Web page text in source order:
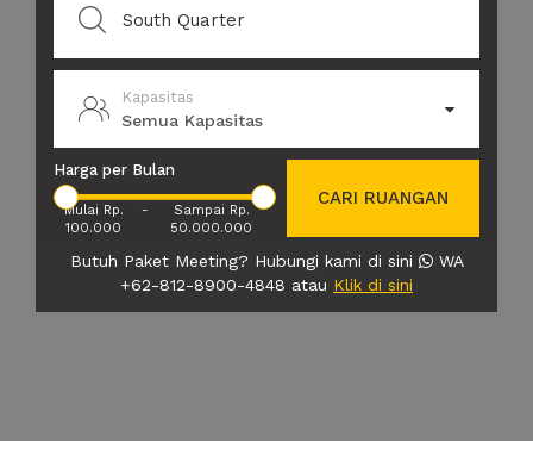
Kapasitas
Semua Kapasitas
Harga per Bulan
Mulai Rp.
100.000
-
Sampai Rp.
50.000.000
CARI RUANGAN
Butuh Paket Meeting? Hubungi kami di sini
WA
+62-812-8900-4848 atau Klik di sini